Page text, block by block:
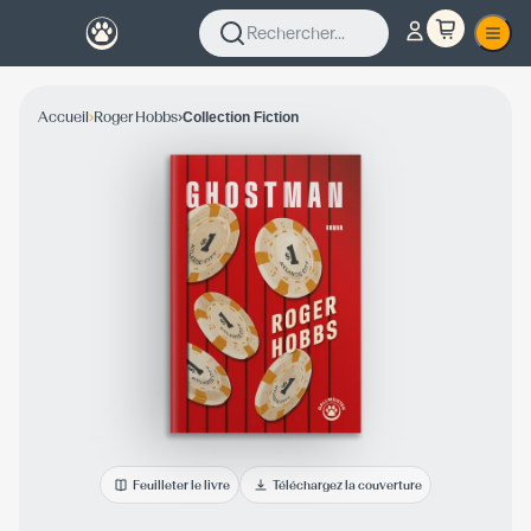
Rechercher...
Accueil›Roger Hobbs›Collection Fiction
Feuilleter le livre Téléchargez la couverture